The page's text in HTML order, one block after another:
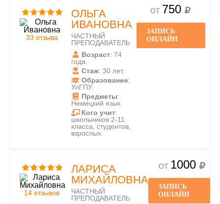
33 отзыва
ОЛЬГА
ИВАНОВНА
ЧАСТНЫЙ
ПРЕПОДАВАТЕЛЬ
Возраст: 74
года.
Стаж: 30 лет.
Образование:
УлГПУ.
Предметы:
Немецкий язык.
Кого учит:
школьников 2-11
класса, студентов,
взрослых.
ОТ 750
ЗАПИСЬ
ОНЛАЙН
14 отзывов
ЛАРИСА
МИХАЙЛОВНА
ЧАСТНЫЙ
ПРЕПОДАВАТЕЛЬ
ОТ 1000
ЗАПИСЬ
ОНЛАЙН